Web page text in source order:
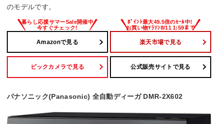
のモデルです。
Amazonで見る 楽天市場で見る
ビックカメラで見る 公式販売サイトで見る
パナソニック(Panasonic) 全自動ディーガ DMR-2X602